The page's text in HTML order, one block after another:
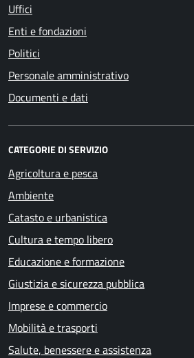
Uffici
Enti e fondazioni
Politici
Personale amministrativo
Documenti e dati
CATEGORIE DI SERVIZIO
Agricoltura e pesca
Ambiente
Catasto e urbanistica
Cultura e tempo libero
Educazione e formazione
Giustizia e sicurezza pubblica
Imprese e commercio
Mobilità e trasporti
Salute, benessere e assistenza